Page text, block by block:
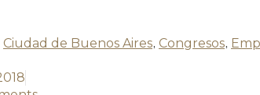
Ciudad de Buenos Aires, Congresos,